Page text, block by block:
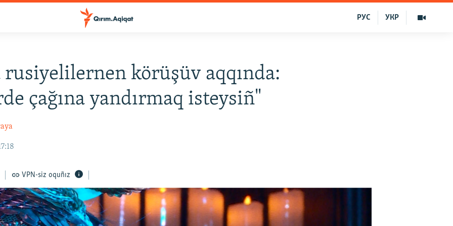
УКР
РУС
rusiyelilernen körüşüv aqqında:
çağına yandırmaq isteysiñ"
VPN-siz oquñız